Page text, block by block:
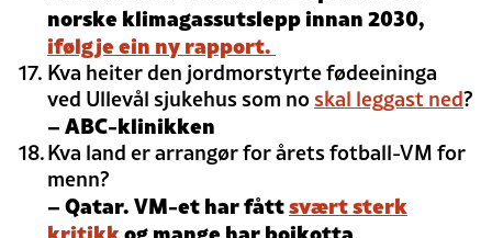
norske klimagassutslepp innan 2030,
ifølgje ein ny rapport.
Kva heiter den jordmorstyrte fødeeininga
ved Ullevål sjukehus som noskal leggast ned?
– ABC-klinikken
Kva land er arrangør for årets fotball-VM for
menn?
– Qatar. VM-et har fåttsvært sterk